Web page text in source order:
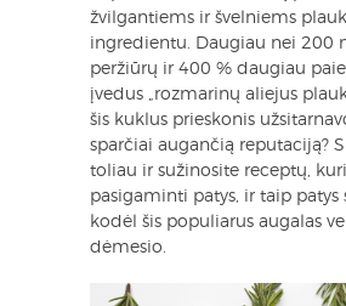
žvilgantiems ir švelniems
ingredientu. Daugiau nei 200
peržiūrų ir 400 % daugiau
įvedus „rozmarinų aliejus
šis kuklus prieskonis
sparčiai augančią reputaciją?
toliau ir sužinosite receptų,
pasigaminti patys, ir taip patys
kodėl šis populiarus augalas
dėmesio.